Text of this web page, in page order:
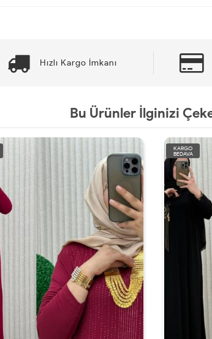
Hızlı Kargo İmkanı
Bu Ürünler İlginizi
KARGO
BEDAVA